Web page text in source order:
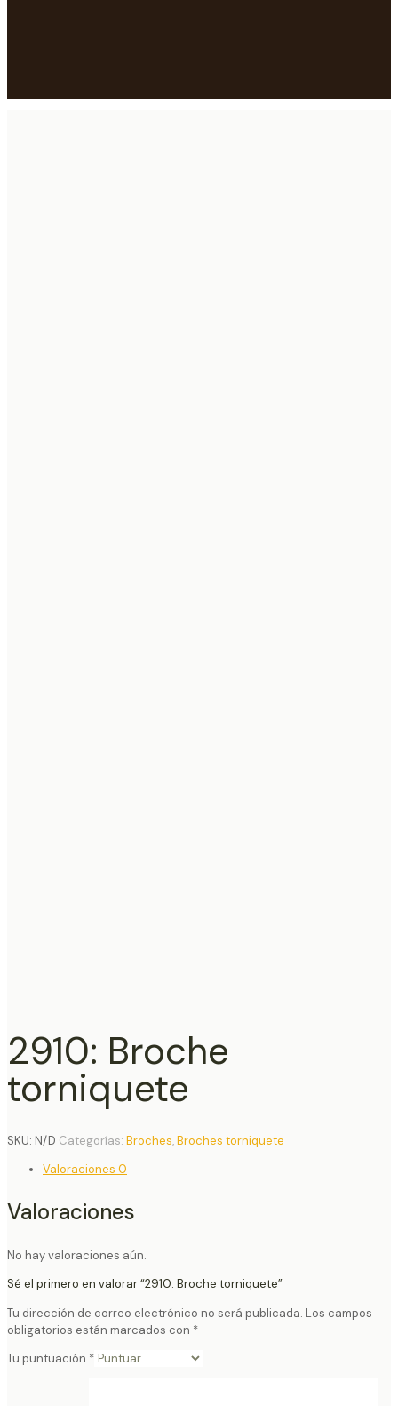
2910: Broche
torniquete
SKU: N/D Categorías: Broches,Broches torniquete
Valoraciones 0
Valoraciones
No hay valoraciones aún.
Sé el primero en valorar “2910: Broche torniquete”
Tu dirección de correo electrónico no será publicada. Los campos
obligatorios están marcados con *
Tu puntuación *